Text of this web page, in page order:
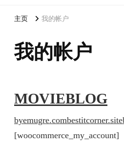
主页 我的帐户
我的帐户
MOVIEBLOG
byemugre.combestitcorner.site
[woocommerce_my_account]